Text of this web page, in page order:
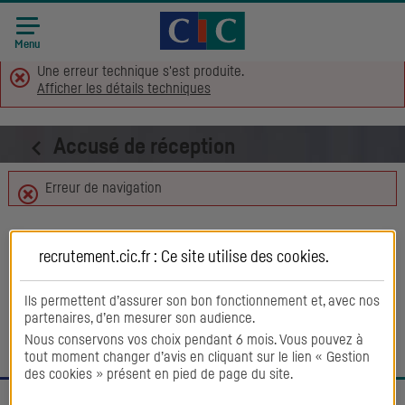
Accueil CIC Recrutement
Menu
Une erreur technique s'est produite.
Afficher les détails techniques
Accusé de réception
Erreur de navigation
Retour aux offres
recrutement.cic.fr : Ce site utilise des cookies.
Ils permettent d’assurer son bon fonctionnement et, avec nos
partenaires, d’en mesurer son audience.
Nous conservons vos choix pendant 6 mois. Vous pouvez à
tout moment changer d’avis en cliquant sur le lien « Gestion
des cookies » présent en pied de page du site.